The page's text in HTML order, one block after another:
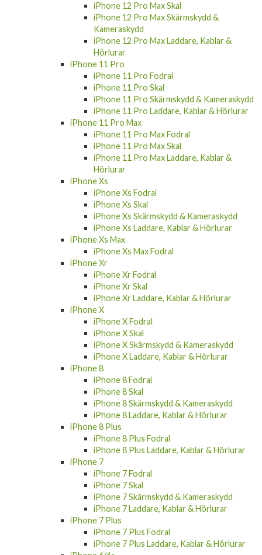
iPhone 12 Pro Max Skal
iPhone 12 Pro Max Skärmskydd &
Kameraskydd
iPhone 12 Pro Max Laddare, Kablar &
Hörlurar
iPhone 11 Pro
iPhone 11 Pro Fodral
iPhone 11 Pro Skal
iPhone 11 Pro Skärmskydd & Kameraskydd
iPhone 11 Pro Laddare, Kablar & Hörlurar
iPhone 11 Pro Max
iPhone 11 Pro Max Fodral
iPhone 11 Pro Max Skal
iPhone 11 Pro Max Laddare, Kablar &
Hörlurar
iPhone Xs
iPhone Xs Fodral
iPhone Xs Skal
iPhone Xs Skärmskydd & Kameraskydd
iPhone Xs Laddare, Kablar & Hörlurar
iPhone Xs Max
iPhone Xs Max Fodral
iPhone Xr
iPhone Xr Fodral
iPhone Xr Skal
iPhone Xr Laddare, Kablar & Hörlurar
iPhone X
iPhone X Fodral
iPhone X Skal
iPhone X Skärmskydd & Kameraskydd
iPhone X Laddare, Kablar & Hörlurar
iPhone 8
iPhone 8 Fodral
iPhone 8 Skal
iPhone 8 Skärmskydd & Kameraskydd
iPhone 8 Laddare, Kablar & Hörlurar
iPhone 8 Plus
iPhone 8 Plus Fodral
iPhone 8 Plus Laddare, Kablar & Hörlurar
iPhone 7
iPhone 7 Fodral
iPhone 7 Skal
iPhone 7 Skärmskydd & Kameraskydd
iPhone 7 Laddare, Kablar & Hörlurar
iPhone 7 Plus
iPhone 7 Plus Fodral
iPhone 7 Plus Laddare, Kablar & Hörlurar